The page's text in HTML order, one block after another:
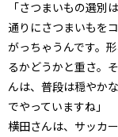
「さつまいもの選別
通りにさつまいもを
がっちゃうんです。
るかどうかと重さ。
んは、普段は穏やか
でやっていますね」
横田さんは、サッカ